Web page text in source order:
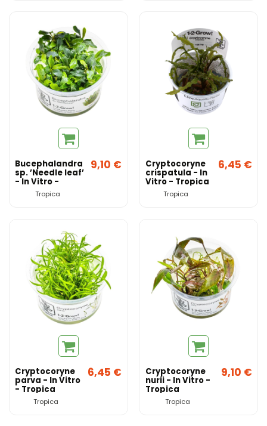
Bucephalandra
sp. ’Needle leaf’
- In Vitro -
Tropica
Tropica
9,10 € Cryptocoryne
crispatula - In
Vitro - Tropica
Tropica
6,45 €
Cryptocoryne
parva - In Vitro
- Tropica
Tropica
6,45 € Cryptocoryne
nurii - In Vitro -
Tropica
Tropica
9,10 €